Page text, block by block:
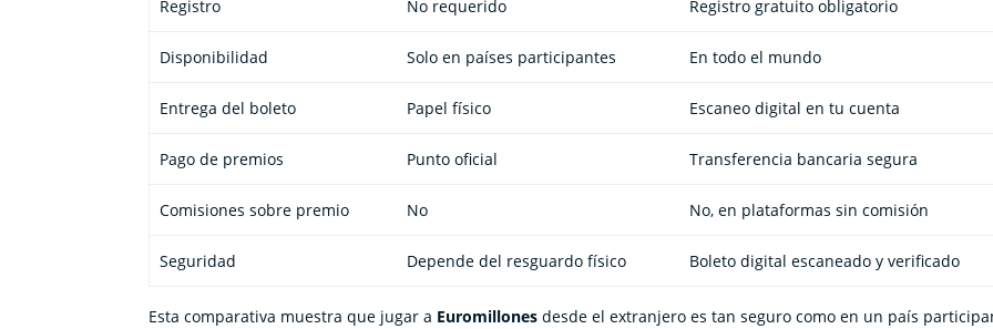
Registro No requerido Registro gratuito obligatorio
Disponibilidad Solo en países participantes En todo el mundo
Entrega del boleto Papel físico Escaneo digital en tu cuenta
Pago de premios Punto oficial Transferencia bancaria segura
Comisiones sobre premio No No, en plataformas sin comisión
Seguridad Depende del resguardo físico Boleto digital escaneado y verificado
Esta comparativa muestra que jugar a Euromillones desde el extranjero es tan seguro como en un país